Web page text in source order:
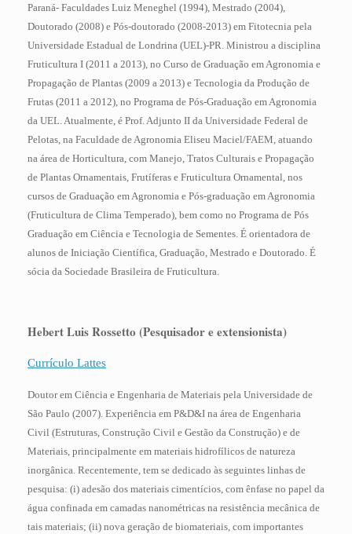
Paraná- Faculdades Luiz Meneghel (1994), Mestrado (2004),
Doutorado (2008) e Pós-doutorado (2008-2013) em Fitotecnia pela
Universidade Estadual de Londrina (UEL)-PR. Ministrou a disciplina
Fruticultura I (2011 a 2013), no Curso de Graduação em Agronomia e
Propagação de Plantas (2009 a 2013) e Tecnologia da Produção de
Frutas (2011 a 2012), no Programa de Pós-Graduação em Agronomia
da UEL. Atualmente, é Prof. Adjunto II da Universidade Federal de
Pelotas, na Faculdade de Agronomia Eliseu Maciel/FAEM, atuando
na área de Horticultura, com Manejo, Tratos Culturais e Propagação
de Plantas Ornamentais, Frutíferas e Fruticultura Ornamental, nos
cursos de Graduação em Agronomia e Pós-graduação em Agronomia
(Fruticultura de Clima Temperado), bem como no Programa de Pós
Graduação em Ciência e Tecnologia de Sementes. É orientadora de
alunos de Iniciação Científica, Graduação, Mestrado e Doutorado. É
sócia da Sociedade Brasileira de Fruticultura.
Hebert Luis Rossetto (Pesquisador e extensionista)
Currículo Lattes
Doutor em Ciência e Engenharia de Materiais pela Universidade de
São Paulo (2007). Experiência em P&D&I na área de Engenharia
Civil (Estruturas, Construção Civil e Gestão da Construção) e de
Materiais, principalmente em materiais hidrofílicos de natureza
inorgânica. Recentemente, tem se dedicado às seguintes linhas de
pesquisa: (i) adesão dos materiais cimentícios, com ênfase no papel da
água confinada em camadas nanométricas na resistência mecânica de
tais materiais; (ii) nova geração de biomateriais, com importantes